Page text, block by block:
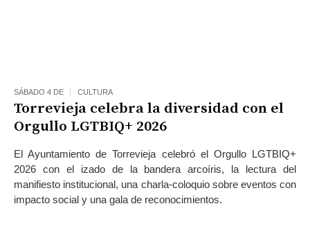
SÁBADO 4 DE CULTURA
Torrevieja celebra la diversidad con el
Orgullo LGTBIQ+ 2026
El Ayuntamiento de Torrevieja celebró el Orgullo LGTBIQ+
2026 con el izado de la bandera arcoíris, la lectura del
manifiesto institucional, una charla-coloquio sobre eventos con
impacto social y una gala de reconocimientos.